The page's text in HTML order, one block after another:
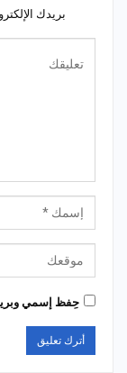
بريدك
حِفظ إسمي